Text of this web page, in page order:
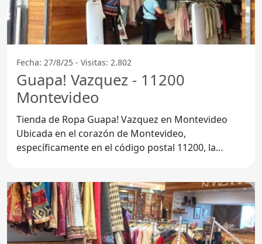
Fecha: 27/8/25 - Visitas: 2.802
Guapa! Vazquez - 11200
Montevideo
Tienda de Ropa Guapa! Vazquez en Montevideo
Ubicada en el corazón de Montevideo,
específicamente en el código postal 11200, la